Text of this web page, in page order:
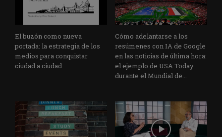
El buzón como nueva
portada: la estrategia de los
medios para conquistar
ciudad a ciudad
Cómo adelantarse a los
resúmenes con IA de Google
en las noticias de última hora:
el ejemplo de USA Today
durante el Mundial de...